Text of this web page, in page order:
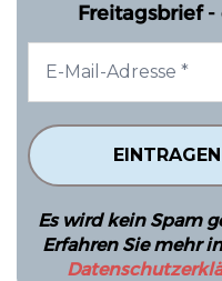
Freitagsbrief -
Es wird kein Spam
Erfahren Sie mehr